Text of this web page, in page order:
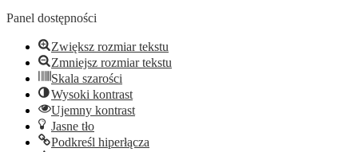
Panel dostępności
Zwiększ rozmiar tekstu
Zmniejsz rozmiar tekstu
Skala szarości
Wysoki kontrast
Ujemny kontrast
Jasne tło
Podkreśl hiperłącza